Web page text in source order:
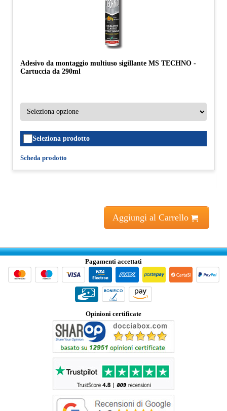
Adesivo da montaggio multiuso sigillante MS TECHNO -
Cartuccia da 290ml
Seleziona prodotto
Scheda prodotto
Aggiungi al Carrello
Pagamenti accettati
Opinioni certificate